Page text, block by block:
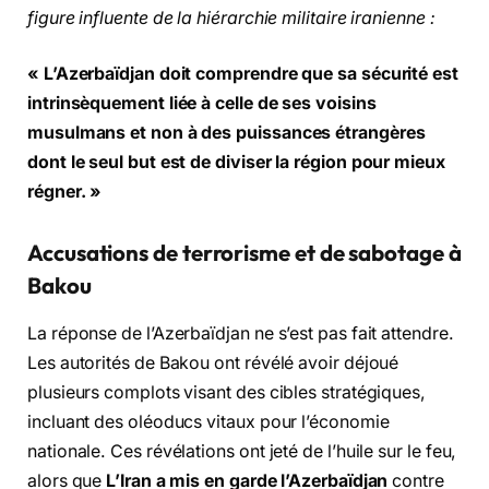
figure influente de la hiérarchie militaire iranienne :
« L’Azerbaïdjan doit comprendre que sa sécurité est
intrinsèquement liée à celle de ses voisins
musulmans et non à des puissances étrangères
dont le seul but est de diviser la région pour mieux
régner. »
Accusations de terrorisme et de sabotage à
Bakou
La réponse de l’Azerbaïdjan ne s’est pas fait attendre.
Les autorités de Bakou ont révélé avoir déjoué
plusieurs complots visant des cibles stratégiques,
incluant des oléoducs vitaux pour l’économie
nationale. Ces révélations ont jeté de l’huile sur le feu,
alors que L’Iran a mis en garde l’Azerbaïdjan contre